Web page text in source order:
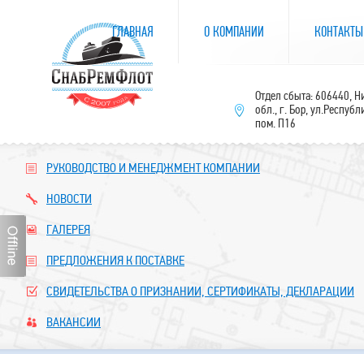
РУКОВОДСТВО И МЕНЕДЖМЕНТ КОМПАНИИ
НОВОСТИ
ГАЛЕРЕЯ
ПРЕДЛОЖЕНИЯ К ПОСТАВКЕ
СВИДЕТЕЛЬСТВА О ПРИЗНАНИИ, СЕРТИФИКАТЫ, ДЕКЛАРАЦИИ
ВАКАНСИИ
ГЛАВНАЯ О КОМПАНИИ КОНТАКТЫ
Отдел сбыта: 606440,
обл., г. Бор,
пом. П16